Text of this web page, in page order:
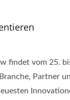
findet vom 25.
Partner